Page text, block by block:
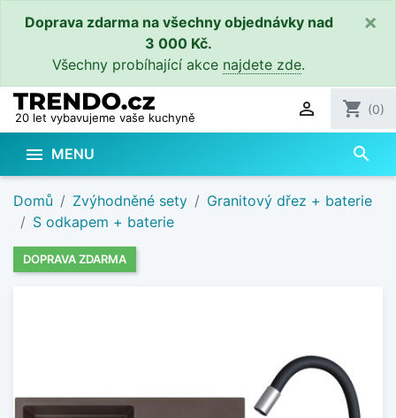
Doprava zdarma na všechny objednávky nad
3 000 Kč.
Všechny probíhající akce najdete zde.
×
20 let vybavujeme vaše kuchyně  shopping_cart (0)
 MENU search
Domů Zvýhodněné sety
Granitový dřez + baterie
S odkapem + baterie
DOPRAVA ZDARMA